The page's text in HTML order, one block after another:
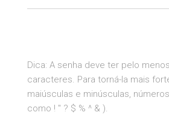
Dica: A senha deve ter pelo
caracteres. Para torná-la mais
maiúsculas e minúsculas,
como ! " ? $ % ^ & ).